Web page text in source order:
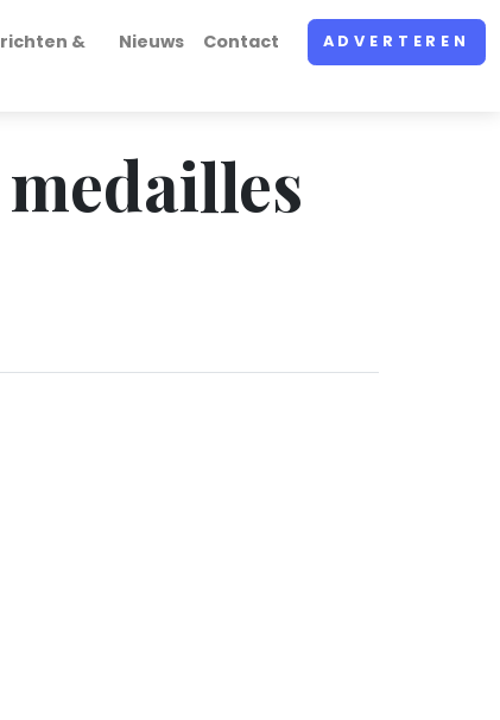
&
Nieuws Contact ADVERTEREN
medailles